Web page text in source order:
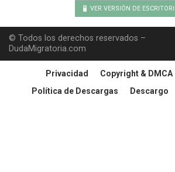
VER VERSIÓN DE
© Todos los derechos reservados –
DudaMigratoria.com
Privacidad Copyright & DMCA
Política de Descargas
Descargo